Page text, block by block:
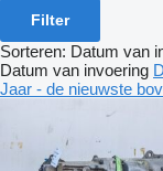
Filter
Sorteren: Datum van
Datum van invoering
Jaar - de nieuwste